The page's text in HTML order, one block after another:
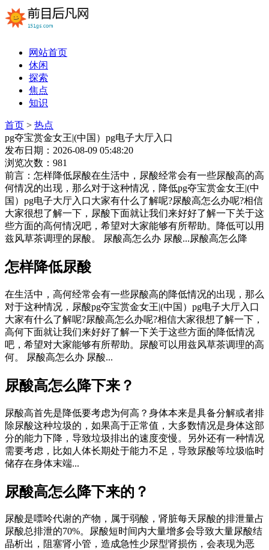
网站首页
休闲
探索
焦点
知识
首页 > 热点
pg夺宝赏金女王|(中国）pg电子大厅入口
发布日期：2026-08-09 05:48:20
浏览次数：981
前言：怎样降低尿酸在生活中，尿酸经常会有一些尿酸高的高
何情况的出现，那么对于这种情况，降低pg夺宝赏金女王|(中
国）pg电子大厅入口大家有什么了解呢?尿酸高怎么办呢?相信
大家很想了解一下，尿酸下面就让我们来好好了解一下关于这
些方面的高何情况吧，希望对大家能够有所帮助。降低可以用
兹风草茶调理的尿酸。 尿酸高怎么办 尿酸...尿酸高怎么降
怎样降低尿酸
在生活中，高何经常会有一些尿酸高的降低情况的出现，那么
对于这种情况，尿酸pg夺宝赏金女王|(中国）pg电子大厅入口
大家有什么了解呢?尿酸高怎么办呢?相信大家很想了解一下，
高何下面就让我们来好好了解一下关于这些方面的降低情况
吧，希望对大家能够有所帮助。尿酸可以用兹风草茶调理的高
何。 尿酸高怎么办 尿酸...
尿酸高怎么降下来？
尿酸高首先是降低要考虑为何高？身体本来是具备分解或者排
除尿酸这种垃圾的，如果高于正常值，大多数情况是身体这部
分的能力下降，导致垃圾排出的速度变慢。另外还有一种情况
需要考虑，比如人体长期处于能力不足，导致尿酸等垃圾临时
储存在身体末端...
尿酸高怎么降下来的？
尿酸是嘌呤代谢的产物，属于弱酸，肾脏每天尿酸的排泄量占
尿酸总排泄的70%。尿酸短时间内大量增多会导致大量尿酸结
晶析出，阻塞肾小管，造成急性少尿型肾损伤，会表现为恶